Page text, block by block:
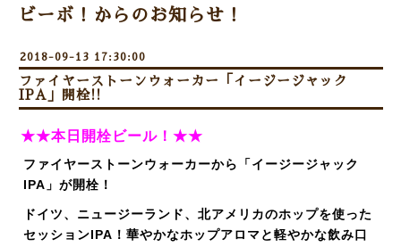
ビーボ！からのお知らせ！
2018-09-13 17:30:00
ファイヤーストーンウォーカー「イージージャック
IPA」開栓!!
★★本日開栓ビール！★★
ファイヤーストーンウォーカーから「イージージャック
IPA」が開栓！
ドイツ、ニュージーランド、北アメリカのホップを使った
セッションIPA！華やかなホップアロマと軽やかな飲み口